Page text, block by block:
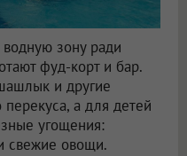
зону ради
фуд-корт и бар.
и другие
а для детей
угощения:
свежие овощи.